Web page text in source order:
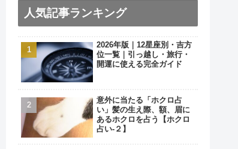
人気記事ランキング
2026年版｜12星座別・吉方
位一覧｜引っ越し・旅行・
開運に使える完全ガイド
意外に当たる「ホクロ占
い」髪の生え際、額、眉に
あるホクロを占う【ホクロ
占い‐２】